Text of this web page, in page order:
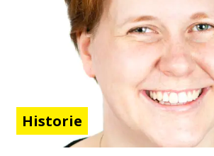
Historie